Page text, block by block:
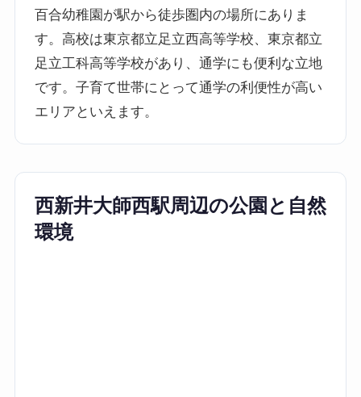
百合幼稚園が駅から徒歩圏内の場所にありま
す。高校は東京都立足立西高等学校、東京都立
足立工科高等学校があり、通学にも便利な立地
です。子育て世帯にとって通学の利便性が高い
エリアといえます。
西新井大師西駅周辺の公園と自然
環境